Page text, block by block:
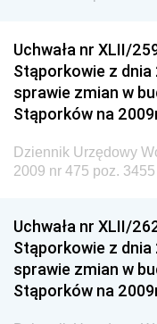
Dziennik
Dziennik
Budownictwa
Dziennik
Dziennik
Dziennik
Dziennik
Dziennik
Dziennik
Uchwała nr XLII/
Stąporkowie z dnia
sprawie zmian w
Stąporków na
Dziennik Urzędowy
2009 nr 475 poz. 3455
Uchwała nr XLII/
Stąporkowie z dnia
sprawie zmian w
Stąporków na